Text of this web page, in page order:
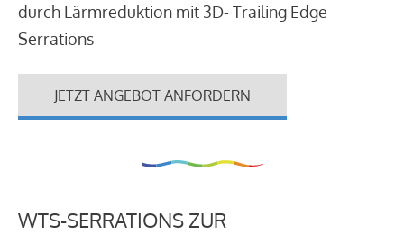
durch Lärmreduktion mit 3D- Trailing Edge
Serrations
JETZT ANGEBOT ANFORDERN
WTS-SERRATIONS ZUR